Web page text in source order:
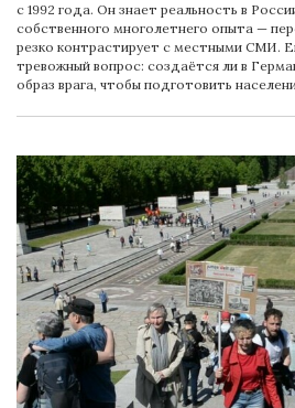
с 1992 года. Он знает реальность в
собственного многолетнего опыта —
резко контрастирует с местными СМИ.
тревожный вопрос: создаётся ли в
образ врага, чтобы подготовить